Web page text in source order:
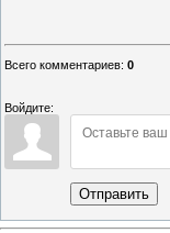
Всего комментариев: 0
Войдите:
Отправить